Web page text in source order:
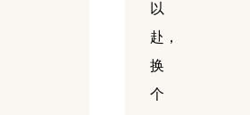
以
赴，
换
个